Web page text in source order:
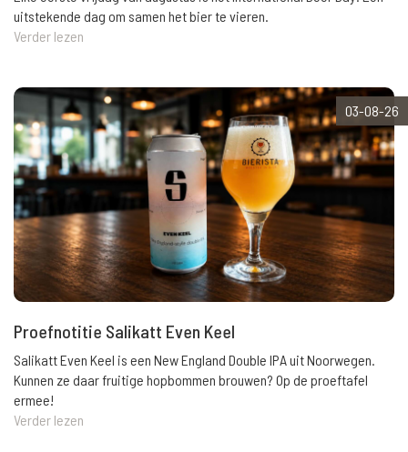
uitstekende dag om samen het bier te vieren.
Verder lezen
03-08-26
Proefnotitie Salikatt Even Keel
Salikatt Even Keel is een New England Double IPA uit Noorwegen.
Kunnen ze daar fruitige hopbommen brouwen? Op de proeftafel
ermee!
Verder lezen